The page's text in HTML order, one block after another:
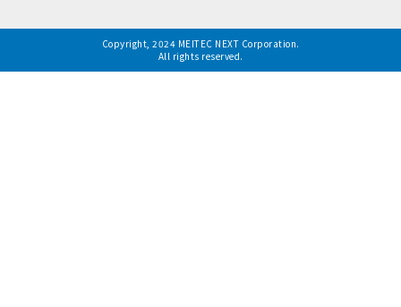
Copyright, 2024 MEITEC NEXT Corporation.
All rights reserved.